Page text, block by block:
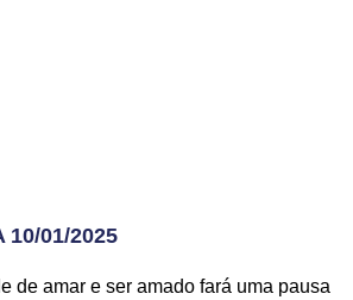
10/01/2025
de amar e ser amado fará uma pausa